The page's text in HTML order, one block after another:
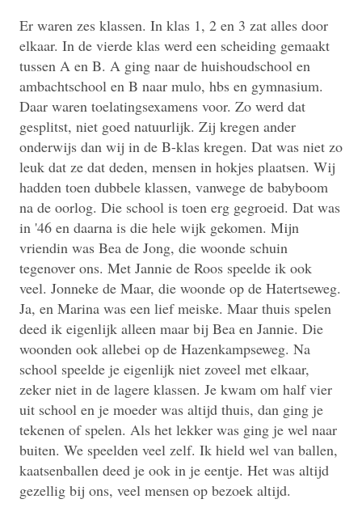
Er waren zes klassen. In klas 1, 2 en 3 zat alles door
elkaar. In de vierde klas werd een scheiding gemaakt
tussen A en B. A ging naar de huishoudschool en
ambachtschool en B naar mulo, hbs en gymnasium.
Daar waren toelatingsexamens voor. Zo werd dat
gesplitst, niet goed natuurlijk. Zij kregen ander
onderwijs dan wij in de B-klas kregen. Dat was niet zo
leuk dat ze dat deden, mensen in hokjes plaatsen. Wij
hadden toen dubbele klassen, vanwege de babyboom
na de oorlog. Die school is toen erg gegroeid. Dat was
in '46 en daarna is die hele wijk gekomen. Mijn
vriendin was Bea de Jong, die woonde schuin
tegenover ons. Met Jannie de Roos speelde ik ook
veel. Jonneke de Maar, die woonde op de Hatertseweg.
Ja, en Marina was een lief meiske. Maar thuis spelen
deed ik eigenlijk alleen maar bij Bea en Jannie. Die
woonden ook allebei op de Hazenkampseweg. Na
school speelde je eigenlijk niet zoveel met elkaar,
zeker niet in de lagere klassen. Je kwam om half vier
uit school en je moeder was altijd thuis, dan ging je
tekenen of spelen. Als het lekker was ging je wel naar
buiten. We speelden veel zelf. Ik hield wel van ballen,
kaatsenballen deed je ook in je eentje. Het was altijd
gezellig bij ons, veel mensen op bezoek altijd.